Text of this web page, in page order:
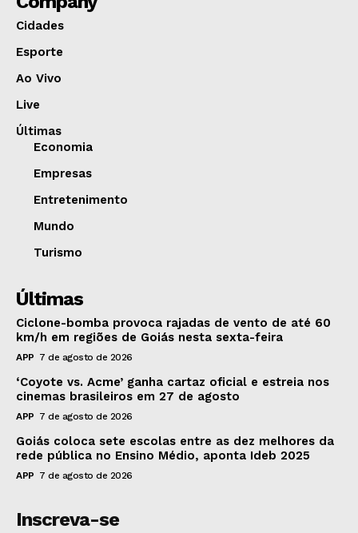
Cidades
Esporte
Ao Vivo
Live
Últimas
Economia
Empresas
Entretenimento
Mundo
Turismo
Últimas
Ciclone-bomba provoca rajadas de vento de até 60
km/h em regiões de Goiás nesta sexta-feira
APP 7 de agosto de 2026
‘Coyote vs. Acme’ ganha cartaz oficial e estreia nos
cinemas brasileiros em 27 de agosto
APP 7 de agosto de 2026
Goiás coloca sete escolas entre as dez melhores da
rede pública no Ensino Médio, aponta Ideb 2025
APP 7 de agosto de 2026
Inscreva-se